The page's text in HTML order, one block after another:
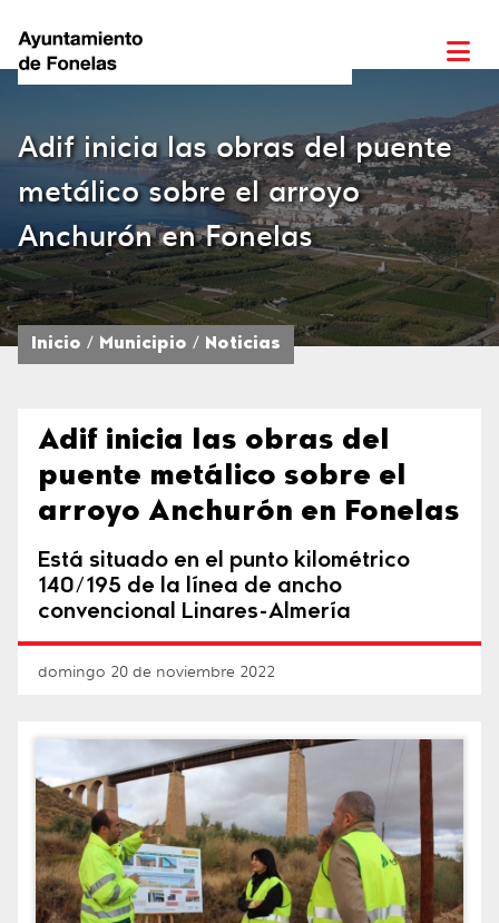
Adif inicia las obras del puente
metálico sobre el arroyo
Anchurón en Fonelas
Inicio Municipio Noticias
Adif inicia las obras del
puente metálico sobre el
arroyo Anchurón en Fonelas
Está situado en el punto kilométrico
140/195 de la línea de ancho
convencional Linares-Almería
domingo 20 de noviembre 2022